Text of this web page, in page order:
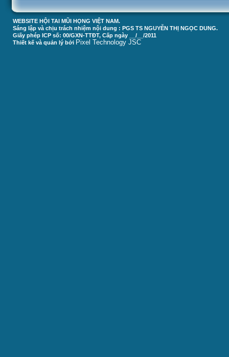
WEBSITE HỘI TAI MŨI HỌNG VIỆT NAM.
Sáng lập và chịu trách nhiệm nội dung : PGS TS NGUYỄN THỊ NGỌC DUNG.
Giấy phép ICP số: 00/GXN-TTĐT, Cấp ngày __/__/2011
Thiết kế và quản lý bởi Pixel Technology JSC